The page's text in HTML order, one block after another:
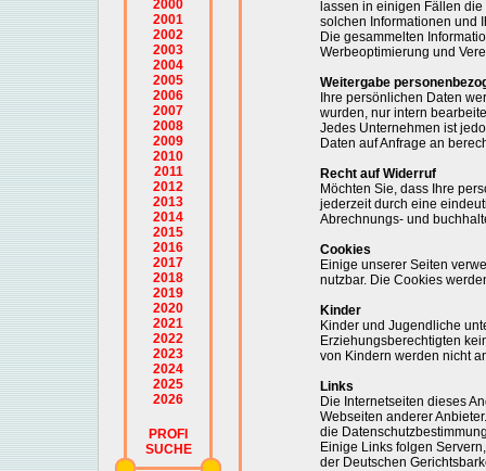
2000
2001
2002
2003
2004
2005
2006
2007
2008
2009
2010
2011
2012
2013
2014
2015
2016
2017
2018
2019
2020
2021
2022
2023
2024
2025
2026
PROFI
SUCHE
lassen in einigen Fällen
solchen Informationen und
Die gesammelten
Werbeoptimierung und
Weitergabe
Ihre persönlichen Daten
wurden, nur intern
Jedes Unternehmen ist
Daten auf Anfrage an
Recht auf Widerruf
Möchten Sie, dass Ihre
jederzeit durch eine
Abrechnungs- und
Cookies
Einige unserer Seiten
nutzbar. Die Cookies
Kinder
Kinder und Jugendliche
Erziehungsberechtigten
von Kindern werden nicht
Links
Die Internetseiten dieses
Webseiten anderer
die
Einige Links folgen
der Deutschen